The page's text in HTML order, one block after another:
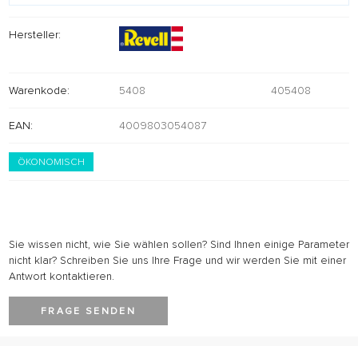
Hersteller:
Warenkode: 5408 405408
EAN: 4009803054087
ÖKONOMISCH
Sie wissen nicht, wie Sie wählen sollen? Sind Ihnen einige Parameter
nicht klar? Schreiben Sie uns Ihre Frage und wir werden Sie mit einer
Antwort kontaktieren.
FRAGE SENDEN